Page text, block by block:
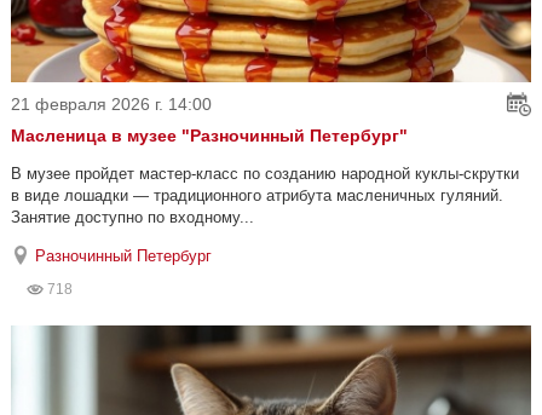
21 февраля 2026 г. 14:00
Масленица в музее "Разночинный Петербург"
В музее пройдет мастер-класс по созданию народной куклы-скрутки
в виде лошадки — традиционного атрибута масленичных гуляний.
Занятие доступно по входному...
Разночинный Петербург
718